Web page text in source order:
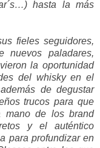
hasta la más
fieles seguidores,
nuevos paladares,
la oportunidad
del whisky en el
de degustar
trucos para que
mano de los brand
y el auténtico
para profundizar en